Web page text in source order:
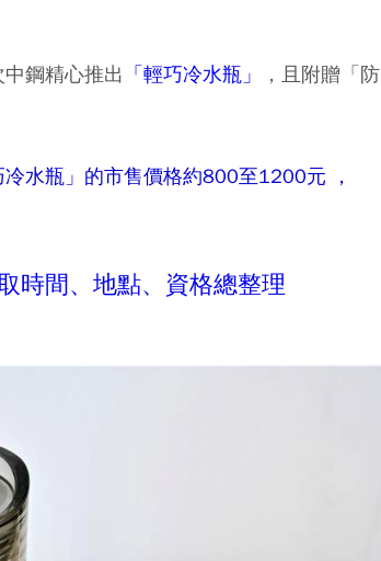
鋼精心推出 「輕巧冷水瓶」
，且附贈「防
水瓶」的市售價格約800至1200元 ，
時間、地點、資格總整理